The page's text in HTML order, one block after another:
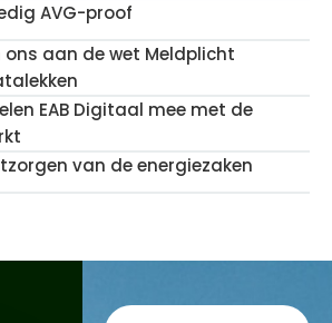
AVG-proof
ons aan de wet Meldplicht
EAB Digitaal mee met de
van de energiezaken